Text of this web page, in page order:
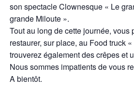
son spectacle Clownesque « Le
grande Miloute ».
Tout au long de cette journée, vous
restaurer, sur place, au Food truck
trouverez également des crêpes et
Nous sommes impatients de vous
A bientôt.